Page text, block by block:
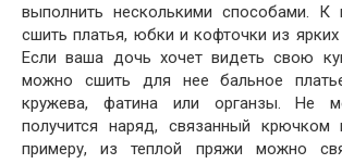
выполнить несколькими способами. К
сшить платья, юбки и кофточки из ярких
Если ваша дочь хочет видеть свою
можно сшить для нее бальное
кружева, фатина или органзы. Не
получится наряд, связанный
примеру, из теплой пряжи можно